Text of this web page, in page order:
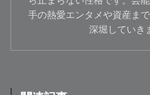
手の熱愛エンタメや資産ま
深堀していき